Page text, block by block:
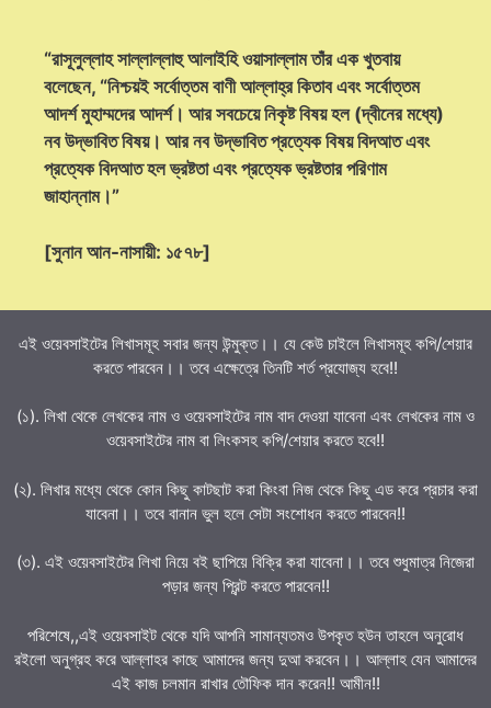
“রাসূলুল্লাহ সাল্লাল্লাহু আলাইহি ওয়াসাল্লাম তাঁর এক খুতবায়
বলেছেন, “নিশ্চয়ই সর্বোত্তম বাণী আল্লাহ্‌র কিতাব এবং সর্বোত্তম
আদর্শ মুহাম্মদের আদর্শ। আর সবচেয়ে নিকৃষ্ট বিষয় হল (দ্বীনের মধ্যে)
নব উদ্ভাবিত বিষয়। আর নব উদ্ভাবিত প্রত্যেক বিষয় বিদআত এবং
প্রত্যেক বিদআত হল ভ্রষ্টতা এবং প্রত্যেক ভ্রষ্টতার পরিণাম
জাহান্নাম।”
[সুনান আন-নাসায়ী: ১৫৭৮]
এই ওয়েবসাইটের লিখাসমূহ সবার জন্য উন্মুক্ত।। যে কেউ চাইলে লিখাসমূহ কপি/শেয়ার
করতে পারবেন।। তবে এক্ষেত্রে তিনটি শর্ত প্রযোজ্য হবে!!
(১). লিখা থেকে লেখকের নাম ও ওয়েবসাইটের নাম বাদ দেওয়া যাবেনা এবং লেখকের নাম ও
ওয়েবসাইটের নাম বা লিংকসহ কপি/শেয়ার করতে হবে!!
(২). লিখার মধ্যে থেকে কোন কিছু কাটছাট করা কিংবা নিজ থেকে কিছু এড করে প্রচার করা
যাবেনা।। তবে বানান ভুল হলে সেটা সংশোধন করতে পারবেন!!
(৩). এই ওয়েবসাইটের লিখা নিয়ে বই ছাপিয়ে বিক্রি করা যাবেনা।। তবে শুধুমাত্র নিজেরা
পড়ার জন্য প্রিন্ট করতে পারবেন!!
পরিশেষে,,এই ওয়েবসাইট থেকে যদি আপনি সামান্যতমও উপকৃত হউন তাহলে অনুরোধ
রইলো অনুগ্রহ করে আল্লাহর কাছে আমাদের জন্য দুআ করবেন।। আল্লাহ যেন আমাদের
এই কাজ চলমান রাখার তৌফিক দান করেন!! আমীন!!